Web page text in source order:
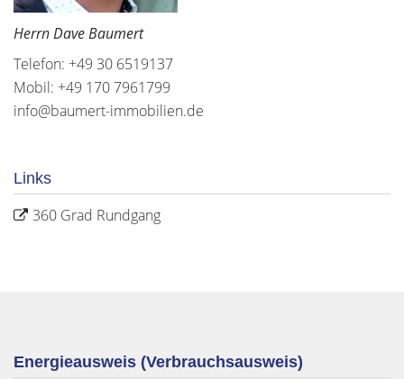
Herrn Dave Baumert
Telefon: +49 30 6519137
Mobil: +49 170 7961799
info@baumert-immobilien.de
Links
360 Grad Rundgang
Energieausweis (Verbrauchsausweis)